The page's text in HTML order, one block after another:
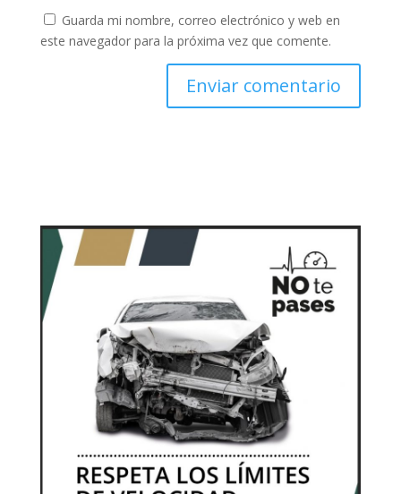
Guarda mi nombre, correo electrónico y web en
este navegador para la próxima vez que comente.